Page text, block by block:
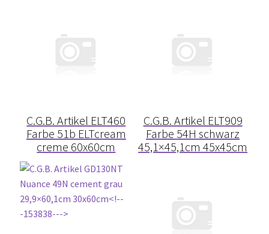
Dichtmanschette
Drainage
Dünnbettmörtel
Dünnbettverfahren / Dünnbettverlegung
C.G.B. Artikel ELT460
Farbe 51b ELTcream
creme 60x60cm
C.G.B. Artikel ELT909
Farbe 54H schwarz
45,1×45,1cm 45x45cm